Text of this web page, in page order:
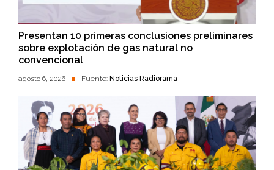
Presentan 10 primeras conclusiones preliminares
sobre explotación de gas natural no
convencional
agosto 6, 2026 Fuente: Noticias Radiorama